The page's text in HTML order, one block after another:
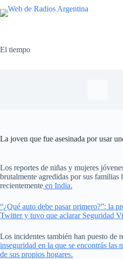
El tiempo
La joven que fue asesinada por usar
Los reportes de niñas y mujeres
brutalmente agredidas por sus familias
recientemente en India.
“¿Qué auto debe pasar primero?”: la
Twitter y tuvo que aclarar Seguridad
Los incidentes también han puesto de
inseguridad en la que se encontrás las
de sus propios hogares.